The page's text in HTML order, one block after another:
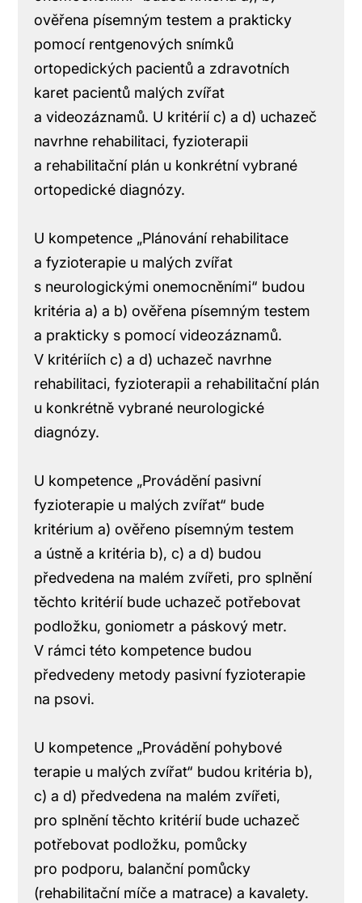
ověřena písemným testem a prakticky
pomocí rentgenových snímků
ortopedických pacientů a zdravotních
karet pacientů malých zvířat
a videozáznamů. U kritérií c) a d) uchazeč
navrhne rehabilitaci, fyzioterapii
a rehabilitační plán u konkrétní vybrané
ortopedické diagnózy.
U kompetence „Plánování rehabilitace
a fyzioterapie u malých zvířat
s neurologickými onemocněními“ budou
kritéria a) a b) ověřena písemným testem
a prakticky s pomocí videozáznamů.
V kritériích c) a d) uchazeč navrhne
rehabilitaci, fyzioterapii a rehabilitační plán
u konkrétně vybrané neurologické
diagnózy.
U kompetence „Provádění pasivní
fyzioterapie u malých zvířat“ bude
kritérium a) ověřeno písemným testem
a ústně a kritéria b), c) a d) budou
předvedena na malém zvířeti, pro splnění
těchto kritérií bude uchazeč potřebovat
podložku, goniometr a páskový metr.
V rámci této kompetence budou
předvedeny metody pasivní fyzioterapie
na psovi.
U kompetence „Provádění pohybové
terapie u malých zvířat“ budou kritéria b),
c) a d) předvedena na malém zvířeti,
pro splnění těchto kritérií bude uchazeč
potřebovat podložku, pomůcky
pro podporu, balanční pomůcky
(rehabilitační míče a matrace) a kavalety.